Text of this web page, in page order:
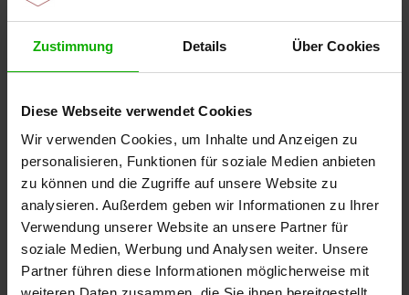
Zustimmung Details Über Cookies
Diese Webseite verwendet Cookies
Wir verwenden Cookies, um Inhalte und Anzeigen zu
personalisieren, Funktionen für soziale Medien anbieten
zu können und die Zugriffe auf unsere Website zu
analysieren. Außerdem geben wir Informationen zu Ihrer
Verwendung unserer Website an unsere Partner für
soziale Medien, Werbung und Analysen weiter. Unsere
Partner führen diese Informationen möglicherweise mit
Wundheilungsphase
Exsudationsphase, Granulationsphase,
Kleber
Polyacrylatkleber
Material
elastisches Viskose/Polyamid Gewebe
Details